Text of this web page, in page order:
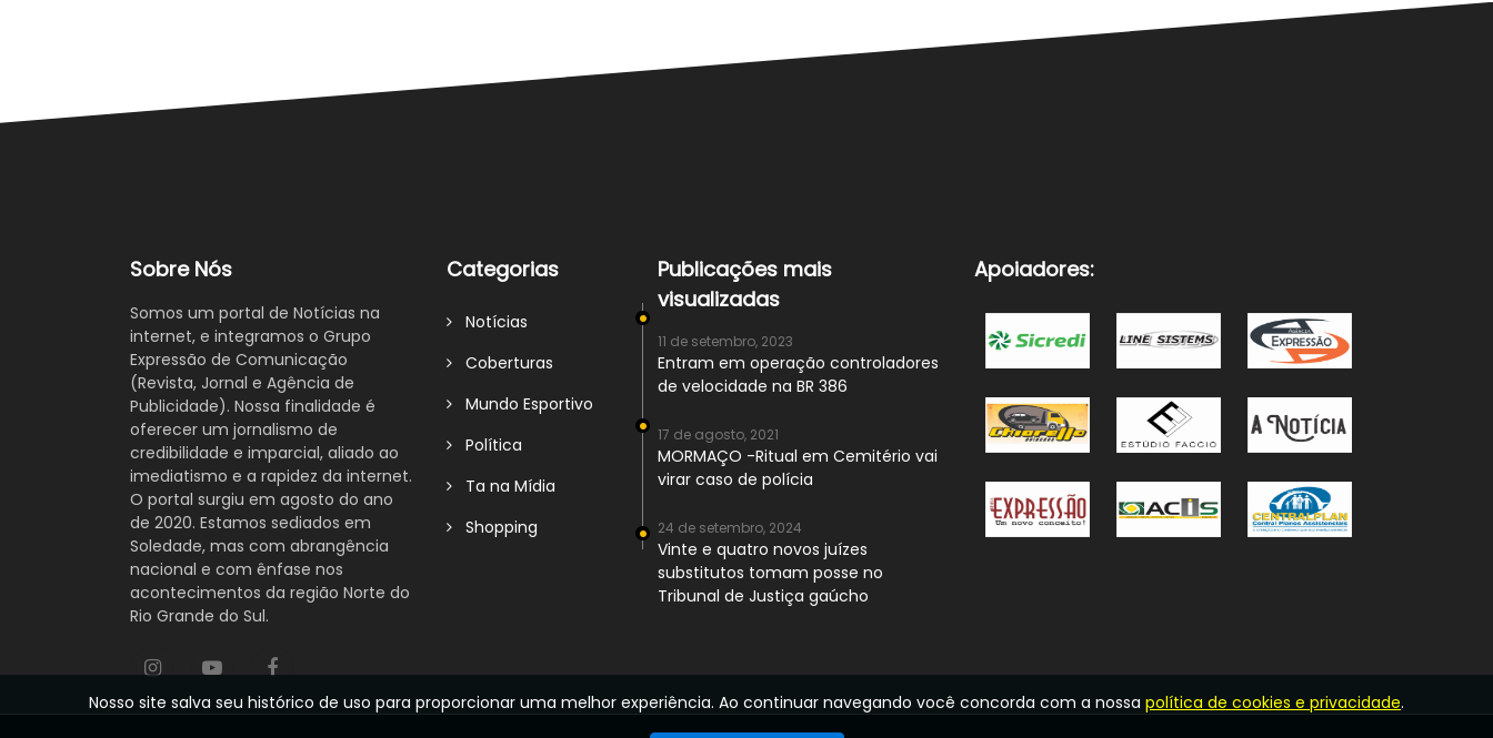
Sobre Nós
Somos um portal de Notícias na
internet, e integramos o Grupo
Expressão de Comunicação
(Revista, Jornal e Agência de
Publicidade). Nossa finalidade é
oferecer um jornalismo de
credibilidade e imparcial, aliado ao
imediatismo e a rapidez da internet.
O portal surgiu em agosto do ano
de 2020. Estamos sediados em
Soledade, mas com abrangência
nacional e com ênfase nos
acontecimentos da região Norte do
Rio Grande do Sul.
Categorias
Notícias
Coberturas
Mundo Esportivo
Política
Ta na Mídia
Shopping
Publicações mais
visualizadas
11 de setembro, 2023
Entram em operação controladores
de velocidade na BR 386
17 de agosto, 2021
MORMAÇO -Ritual em Cemitério vai
virar caso de polícia
24 de setembro, 2024
Vinte e quatro novos juízes
substitutos tomam posse no
Tribunal de Justiça gaúcho
Apoiadores:
Nosso site salva seu histórico de uso para proporcionar uma melhor experiência. Ao continuar navegando você concorda com a nossa política de cookies e privacidade.